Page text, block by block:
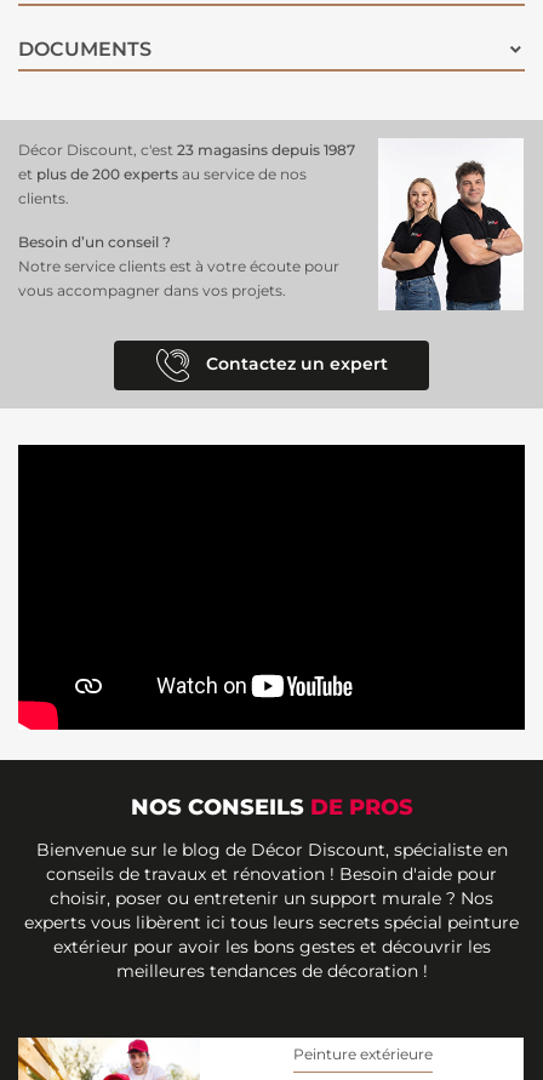
comptoir de la machine à teinter pour vous créer une couleur unique.
DOCUMENTS
Décor Discount, c'est 23 magasins depuis 1987
et plus de 200 experts au service de nos
clients.
Besoin d’un conseil ?
Notre service clients est à votre écoute pour
vous accompagner dans vos projets.
Contactez un expert
NOS CONSEILS DE PROS
Bienvenue sur le blog de Décor Discount, spécialiste en
conseils de travaux et rénovation ! Besoin d'aide pour
choisir, poser ou entretenir un support murale ? Nos
experts vous libèrent ici tous leurs secrets spécial peinture
extérieur pour avoir les bons gestes et découvrir les
meilleures tendances de décoration !
Peinture extérieure